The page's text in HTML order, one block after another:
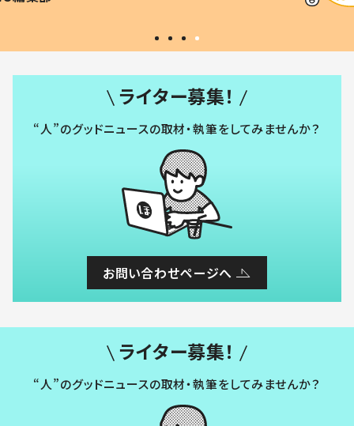
ライター募集！
“人”のグッドニュースの取材・執筆をしてみませんか？
お問い合わせページへ
ライター募集！
“人”のグッドニュースの取材・執筆をしてみませんか？